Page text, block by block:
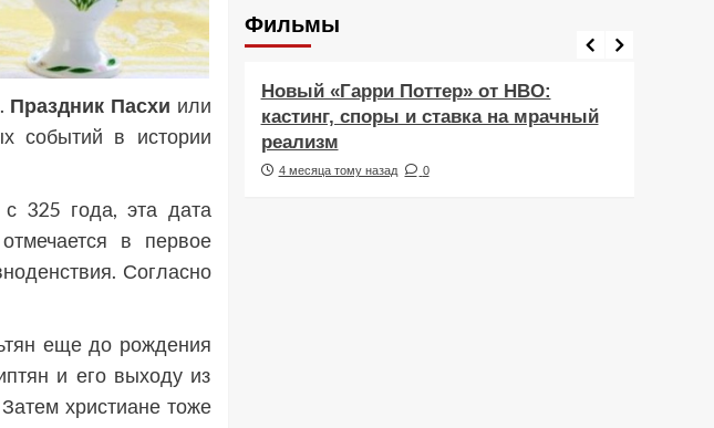
Праздник Пасхи или
событий в истории
325 года, эта дата
в первое
Согласно
еще до рождения
и его выходу из
христиане тоже
Фильмы
не за маньяком, а
слабостями
Фильмы
Новый «Гарри Поттер» от HBO:
кастинг, споры и ставка на мрачный
реализм
4 месяца тому назад 0